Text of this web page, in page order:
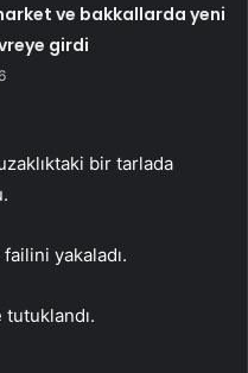
ve bakkallarda yeni
girdi
bir tarlada
yakaladı.
tutuklandı.